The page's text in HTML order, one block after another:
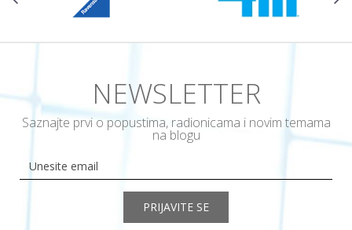
NEWSLETTER
Saznajte prvi o popustima, radionicama i novim temama
na blogu
PRIJAVITE SE